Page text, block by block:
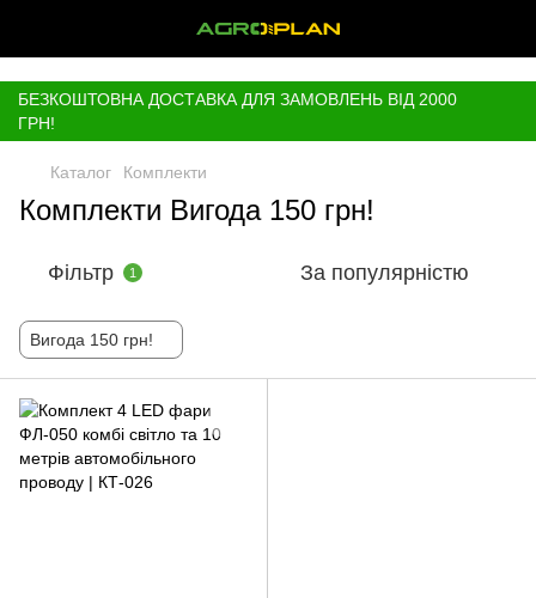
БЕЗКОШТОВНА ДОСТАВКА ДЛЯ ЗАМОВЛЕНЬ ВІД 2000
ГРН!
Каталог Комплекти
Комплекти Вигода 150 грн!
Фільтр 1 За популярністю
Вигода 150 грн!